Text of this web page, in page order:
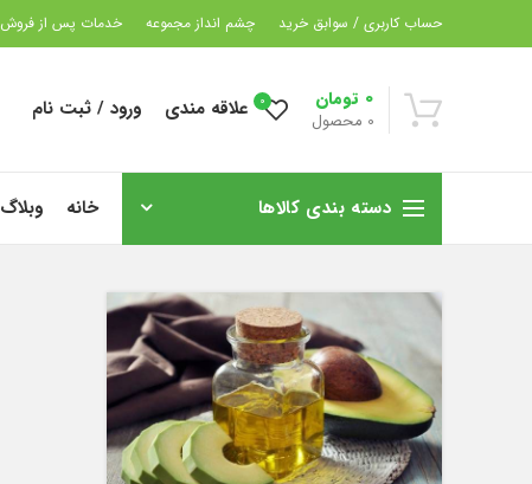
حساب کاربری / سوابق خرید چشم انداز مجموعه خدمات پس از فروش
0 محصول
0 تومان 0 علاقه مندی ورود / ثبت نام
دسته بندی کالاها خانه وبلاگ